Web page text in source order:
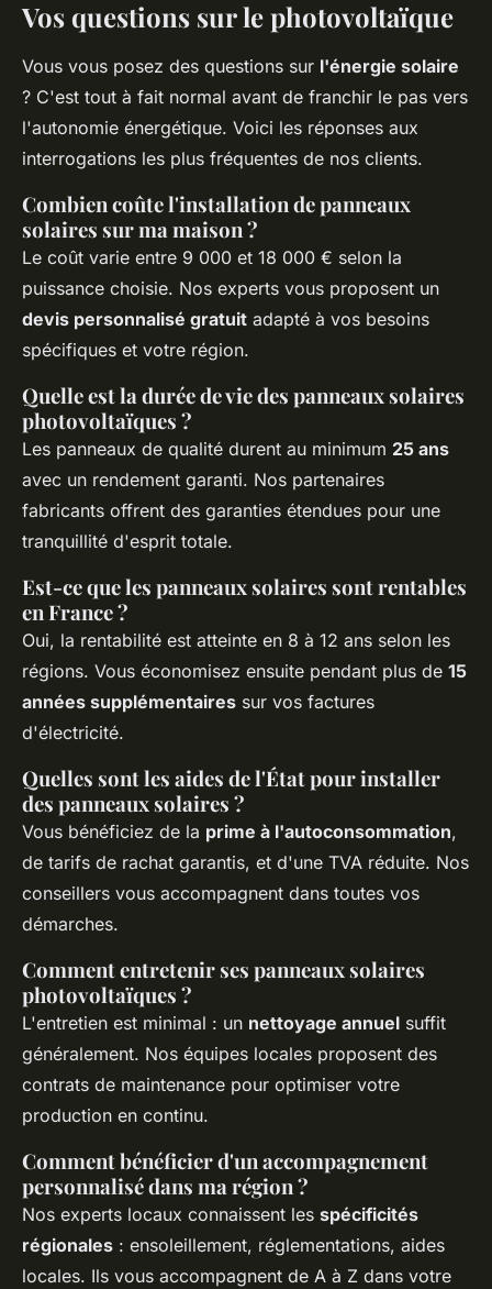
Vos questions sur le photovoltaïque
Vous vous posez des questions sur l'énergie solaire
? C'est tout à fait normal avant de franchir le pas vers
l'autonomie énergétique. Voici les réponses aux
interrogations les plus fréquentes de nos clients.
Combien coûte l'installation de panneaux
solaires sur ma maison ?
Le coût varie entre 9 000 et 18 000 € selon la
puissance choisie. Nos experts vous proposent un
devis personnalisé gratuit adapté à vos besoins
spécifiques et votre région.
Quelle est la durée de vie des panneaux solaires
photovoltaïques ?
Les panneaux de qualité durent au minimum 25 ans
avec un rendement garanti. Nos partenaires
fabricants offrent des garanties étendues pour une
tranquillité d'esprit totale.
Est-ce que les panneaux solaires sont rentables
en France ?
Oui, la rentabilité est atteinte en 8 à 12 ans selon les
régions. Vous économisez ensuite pendant plus de 15
années supplémentaires sur vos factures
d'électricité.
Quelles sont les aides de l'État pour installer
des panneaux solaires ?
Vous bénéficiez de la prime à l'autoconsommation,
de tarifs de rachat garantis, et d'une TVA réduite. Nos
conseillers vous accompagnent dans toutes vos
démarches.
Comment entretenir ses panneaux solaires
photovoltaïques ?
L'entretien est minimal : un nettoyage annuel suffit
généralement. Nos équipes locales proposent des
contrats de maintenance pour optimiser votre
production en continu.
Comment bénéficier d'un accompagnement
personnalisé dans ma région ?
Nos experts locaux connaissent les spécificités
régionales : ensoleillement, réglementations, aides
locales. Ils vous accompagnent de A à Z dans votre